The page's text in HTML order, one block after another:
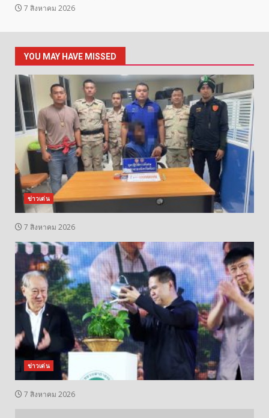
7 สิงหาคม 2026
YOU MAY HAVE MISSED
ข่าวเด่น
7 สิงหาคม 2026
ข่าวเด่น
7 สิงหาคม 2026